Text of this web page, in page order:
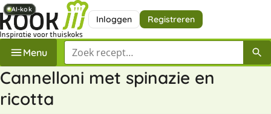
Inloggen Registreren
Menu Zoek een recept
Cannelloni met spinazie en
ricotta
AI-kok
AI-kok
AI-kok
AI-kok
AI-kok
AI-kok